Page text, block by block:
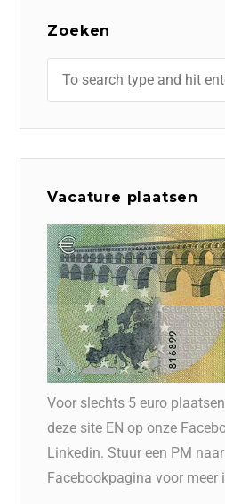
Zoeken
Vacature plaatsen
Voor slechts 5 euro
deze site EN op onze
Linkedin. Stuur een PM
Facebookpagina voor meer